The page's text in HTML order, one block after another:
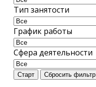
Тип занятости
График работы
Сфера деятельности
Старт Сбросить фильтр